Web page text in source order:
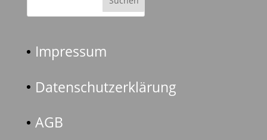
Impressum
Datenschutzerklärung
AGB